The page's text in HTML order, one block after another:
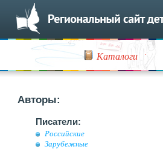
Каталоги
Авторы:
Писатели:
Российские
Зарубежные